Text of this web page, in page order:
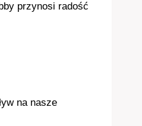
przynosi radość
na nasze